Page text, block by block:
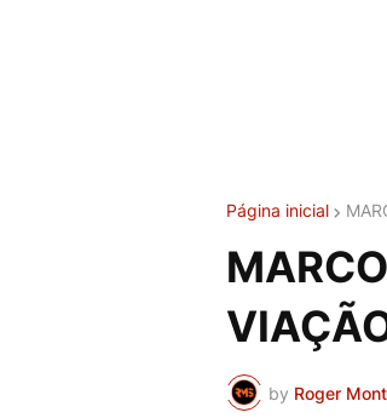
Página inicial
by Roger